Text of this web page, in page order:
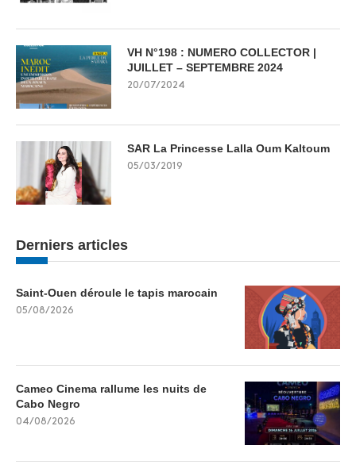
VH N°198 : NUMERO COLLECTOR |
JUILLET – SEPTEMBRE 2024
20/07/2024
SAR La Princesse Lalla Oum Kaltoum
05/03/2019
Derniers articles
Saint-Ouen déroule le tapis marocain
05/08/2026
Cameo Cinema rallume les nuits de
Cabo Negro
04/08/2026